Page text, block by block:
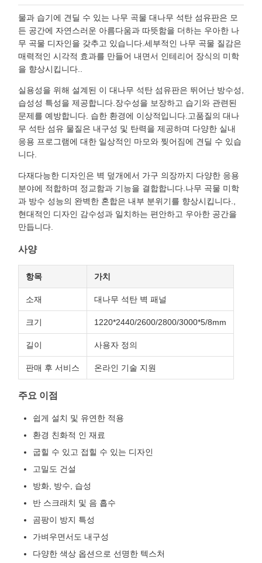
물과 습기에 견딜 수 있는 나무 곡물 대나무 석탄 섬유판은 모
든 공간에 자연스러운 아름다움과 따뜻함을 더하는 우아한 나
무 곡물 디자인을 갖추고 있습니다.세부적인 나무 곡물 질감은
매력적인 시각적 효과를 만들어 내면서 인테리어 장식의 미학
을 향상시킵니다..
실용성을 위해 설계된 이 대나무 석탄 섬유판은 뛰어난 방수성,
습성성 특성을 제공합니다.장수성을 보장하고 습기와 관련된
문제를 예방합니다. 습한 환경에 이상적입니다.고품질의 대나
무 석탄 섬유 물질은 내구성 및 탄력을 제공하며 다양한 실내
응용 프로그램에 대한 일상적인 마모와 찢어짐에 견딜 수 있습
니다.
다재다능한 디자인은 벽 덮개에서 가구 의장까지 다양한 응용
분야에 적합하며 정교함과 기능을 결합합니다.나무 곡물 미학
과 방수 성능의 완벽한 혼합은 내부 분위기를 향상시킵니다.,
현대적인 디자인 감수성과 일치하는 편안하고 우아한 공간을
만듭니다.
사양
항목 가치
소재 대나무 석탄 벽 패널
크기 1220*2440/2600/2800/3000*5/8mm
길이 사용자 정의
판매 후 서비스 온라인 기술 지원
주요 이점
쉽게 설치 및 유연한 적용
환경 친화적 인 재료
굽힐 수 있고 접힐 수 있는 디자인
고밀도 건설
방화, 방수, 습성
반 스크래치 및 음 흡수
곰팡이 방지 특성
가벼우면서도 내구성
다양한 색상 옵션으로 선명한 텍스처